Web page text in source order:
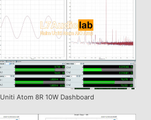
Atom 8R 10W Dashboard